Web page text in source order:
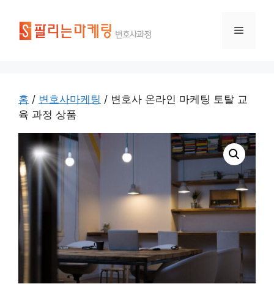
홈 / 변호사마케팅 / 변호사 온라인 마케팅 토탈 교
육 과정 상품